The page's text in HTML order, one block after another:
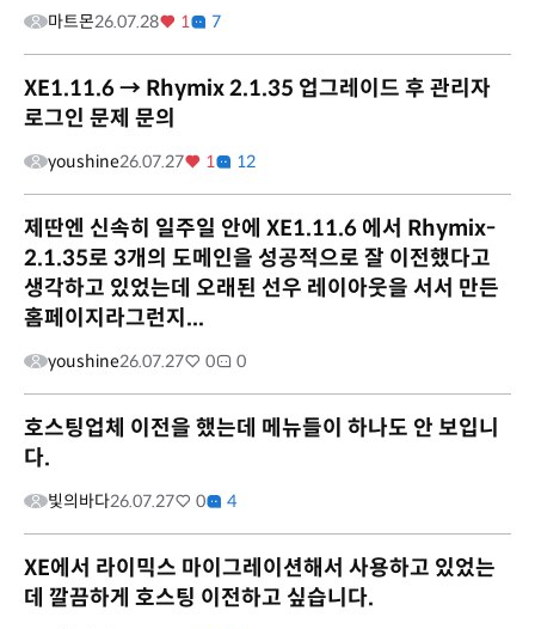
마트몬26.07.28 1 7
XE1.11.6 → Rhymix 2.1.35 업그레이드 후 관리자
로그인 문제 문의
youshine26.07.27 1 12
제딴엔 신속히 일주일 안에 XE1.11.6 에서 Rhymix-
2.1.35로 3개의 도메인을 성공적으로 잘 이전했다고
생각하고 있었는데 오래된 선우 레이아웃을 서서 만든
홈페이지라그런지...
youshine26.07.27 0 0
호스팅업체 이전을 했는데 메뉴들이 하나도 안 보입니
다.
빛의바다26.07.27 0 4
XE에서 라이믹스 마이그레이션해서 사용하고 있었는
데 깔끔하게 호스팅 이전하고 싶습니다.